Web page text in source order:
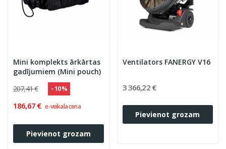
Mini komplekts ārkārtas
gadījumiem (Mini pouch)
207,41 €
- 10 %
186,67 € e-veikala cena
Pievienot grozam
Ventilators FANERGY V16
3 366,22 €
Pievienot grozam